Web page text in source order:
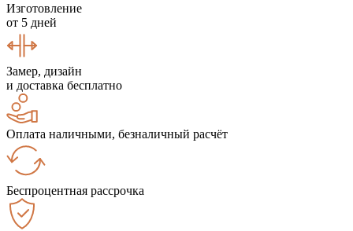
Изготовление
от 5 дней
Замер, дизайн
и доставка бесплатно
Оплата наличными, безналичный расчёт
Беспроцентная рассрочка